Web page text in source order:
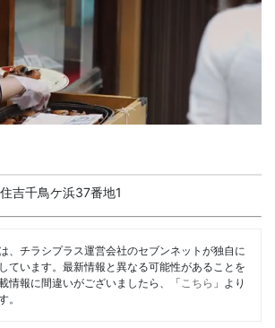
吉千鳥ケ浜37番地1
、チラシプラス運営会社のセブンネットが独自に
ています。最新情報と異なる可能性があることを
情報に間違いがございましたら、「 こちら 」より
。